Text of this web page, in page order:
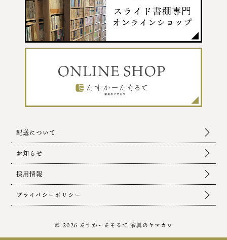
配送について
お知らせ
採用情報
プライバシーポリシー
© 2026 たすかーたそるて 家具のヤマカワ